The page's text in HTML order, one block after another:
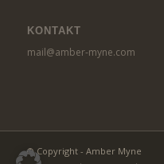
KONTAKT
mail@amber-myne.com
© Copyright - Amber Myne